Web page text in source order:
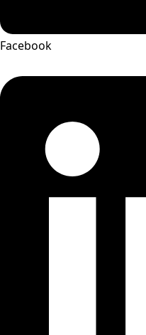
Facebook